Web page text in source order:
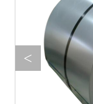
<